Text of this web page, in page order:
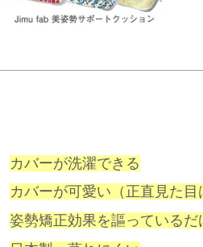
カバーが洗濯できる
カバーが可愛い（正直見た目
姿勢矯正効果を謳っているだ